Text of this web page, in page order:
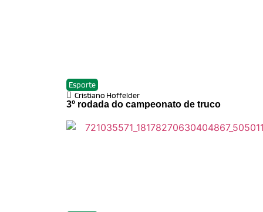
Esporte
Cristiano Hoffelder
3º rodada do campeonato de truco